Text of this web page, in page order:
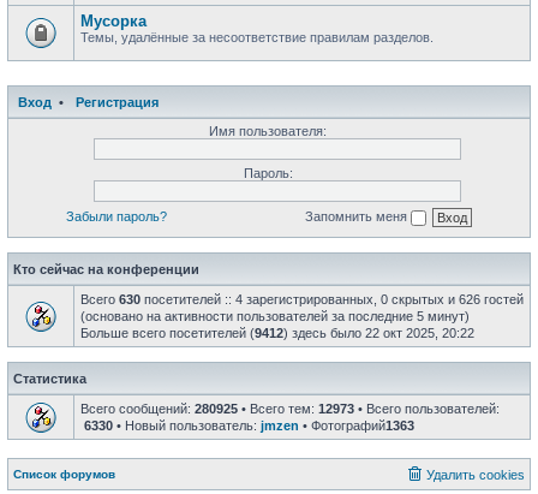
Мусорка
Темы, удалённые за несоответствие правилам разделов.
Вход •
Регистрация
Имя пользователя:
Пароль:
Забыли пароль? Запомнить меня
Кто сейчас на конференции
Всего 630 посетителей :: 4 зарегистрированных, 0 скрытых и 626 гостей
(основано на активности пользователей за последние 5 минут)
Больше всего посетителей (9412) здесь было 22 окт 2025, 20:22
Статистика
Всего сообщений: 280925 • Всего тем: 12973 • Всего пользователей:
6330 • Новый пользователь: jmzen • Фотографий1363
Список форумов Удалить cookies